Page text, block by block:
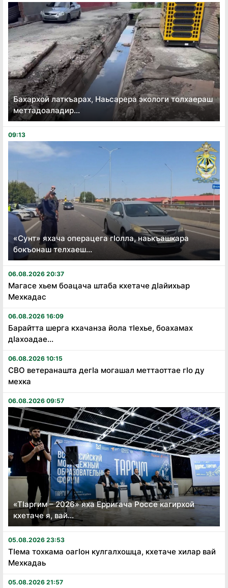
Бахархой латкъарах, Наьсарера экологи толхаераш
меттадоаладир...
09:13
«Сунт» яхача операцега гӏолла, наькъашкара
бокъонаш телхаеш...
06.08.2026 20:37
Магасе хьем боацача штаба кхетаче дӏайихьар
Мехкадас
06.08.2026 16:09
Барайтта шерга кхачанза йола тӏехье, боахамах
дӏахоадае...
06.08.2026 10:15
СВО ветеранашта дегӏа могашал меттаоттае гӏо ду
мехка
06.08.2026 09:57
«Тӏаргим – 2026» яха Ерригача Россе кагирхой
кхетаче я, вай...
05.08.2026 23:53
Тӏема тохкама оагӏон кулгалхошца, кхетаче хилар вай
Мехкадаь
05.08.2026 21:57